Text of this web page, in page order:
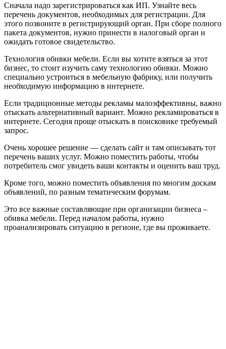
Сначала надо зарегистрироваться как ИП. Узнайте весь
перечень документов, необходимых для регистрации. Для
этого позвоните в регистрирующий орган. При сборе полного
пакета документов, нужно принести в налоговый орган и
ожидать готовое свидетельство.
Технология обивки мебели. Если вы хотите взяться за этот
бизнес, то стоит изучить саму технологию обивки. Можно
специально устроиться в мебельную фабрику, или получить
необходимую информацию в интернете.
Если традиционные методы рекламы малоэффективны, важно
отыскать альтернативный вариант. Можно рекламироваться в
интернете. Сегодня проще отыскать в поисковике требуемый
запрос.
Очень хорошее решение — сделать сайт и там описывать тот
перечень ваших услуг. Можно поместить работы, чтобы
потребитель смог увидеть ваши контакты и оценить ваш труд.
Кроме того, можно поместить объявления по многим доскам
объявлений, по разным тематическим форумам.
Это все важные составляющие при организации бизнеса –
обивка мебели. Перед началом работы, нужно
проанализировать ситуацию в регионе, где вы проживаете.